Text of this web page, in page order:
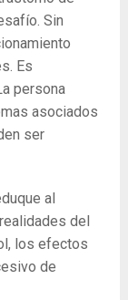
Sin
Es
persona
asociados
ser
al
del
los efectos
de